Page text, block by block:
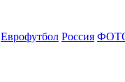
Еврофутбол Россия